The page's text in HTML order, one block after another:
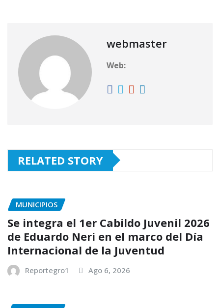
webmaster
Web:
RELATED STORY
MUNICIPIOS
Se integra el 1er Cabildo Juvenil 2026
de Eduardo Neri en el marco del Día
Internacional de la Juventud
Reportegro1 Ago 6, 2026